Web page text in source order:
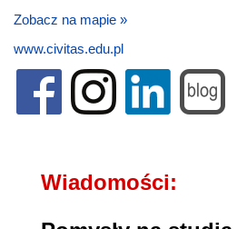
Zobacz na mapie »
www.civitas.edu.pl
Wiadomości: